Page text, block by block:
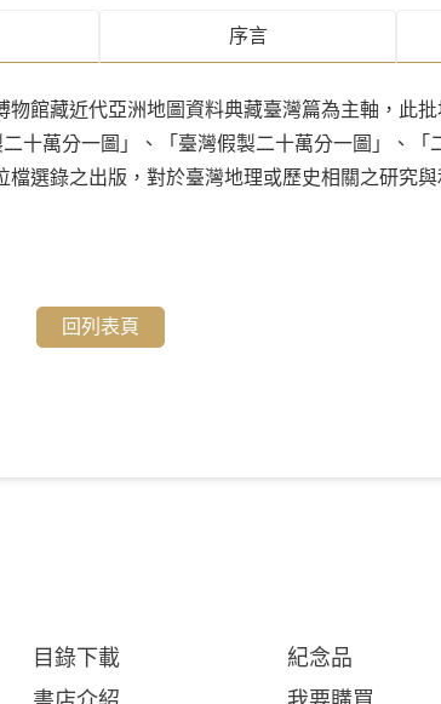
序⾔
物館藏近代亞洲地圖資料典藏臺灣篇為主軸，此
十萬分一圖」、「臺灣假製二十萬分一圖」、「
選錄之出版，對於臺灣地理或歷史相關之研究
回列表頁
目錄下載
紀念品